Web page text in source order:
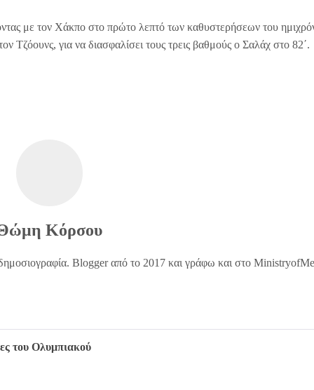
με τον Χάκπο στο πρώτο λεπτό των καθυστερήσεων του
Τζόουνς, για να διασφαλίσει τους τρεις βαθμούς ο Σαλάχ στο 82΄.
Κόρσου
Blogger από το 2017 και γράφω και στο
του Ολυμπιακού